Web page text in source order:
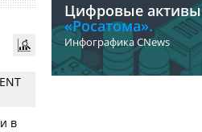
в
Цифровые активы
«Росатома».
Инфографика CNews